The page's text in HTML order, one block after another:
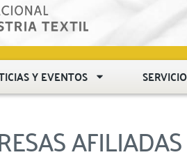
Y EVENTOS
AFILIADAS